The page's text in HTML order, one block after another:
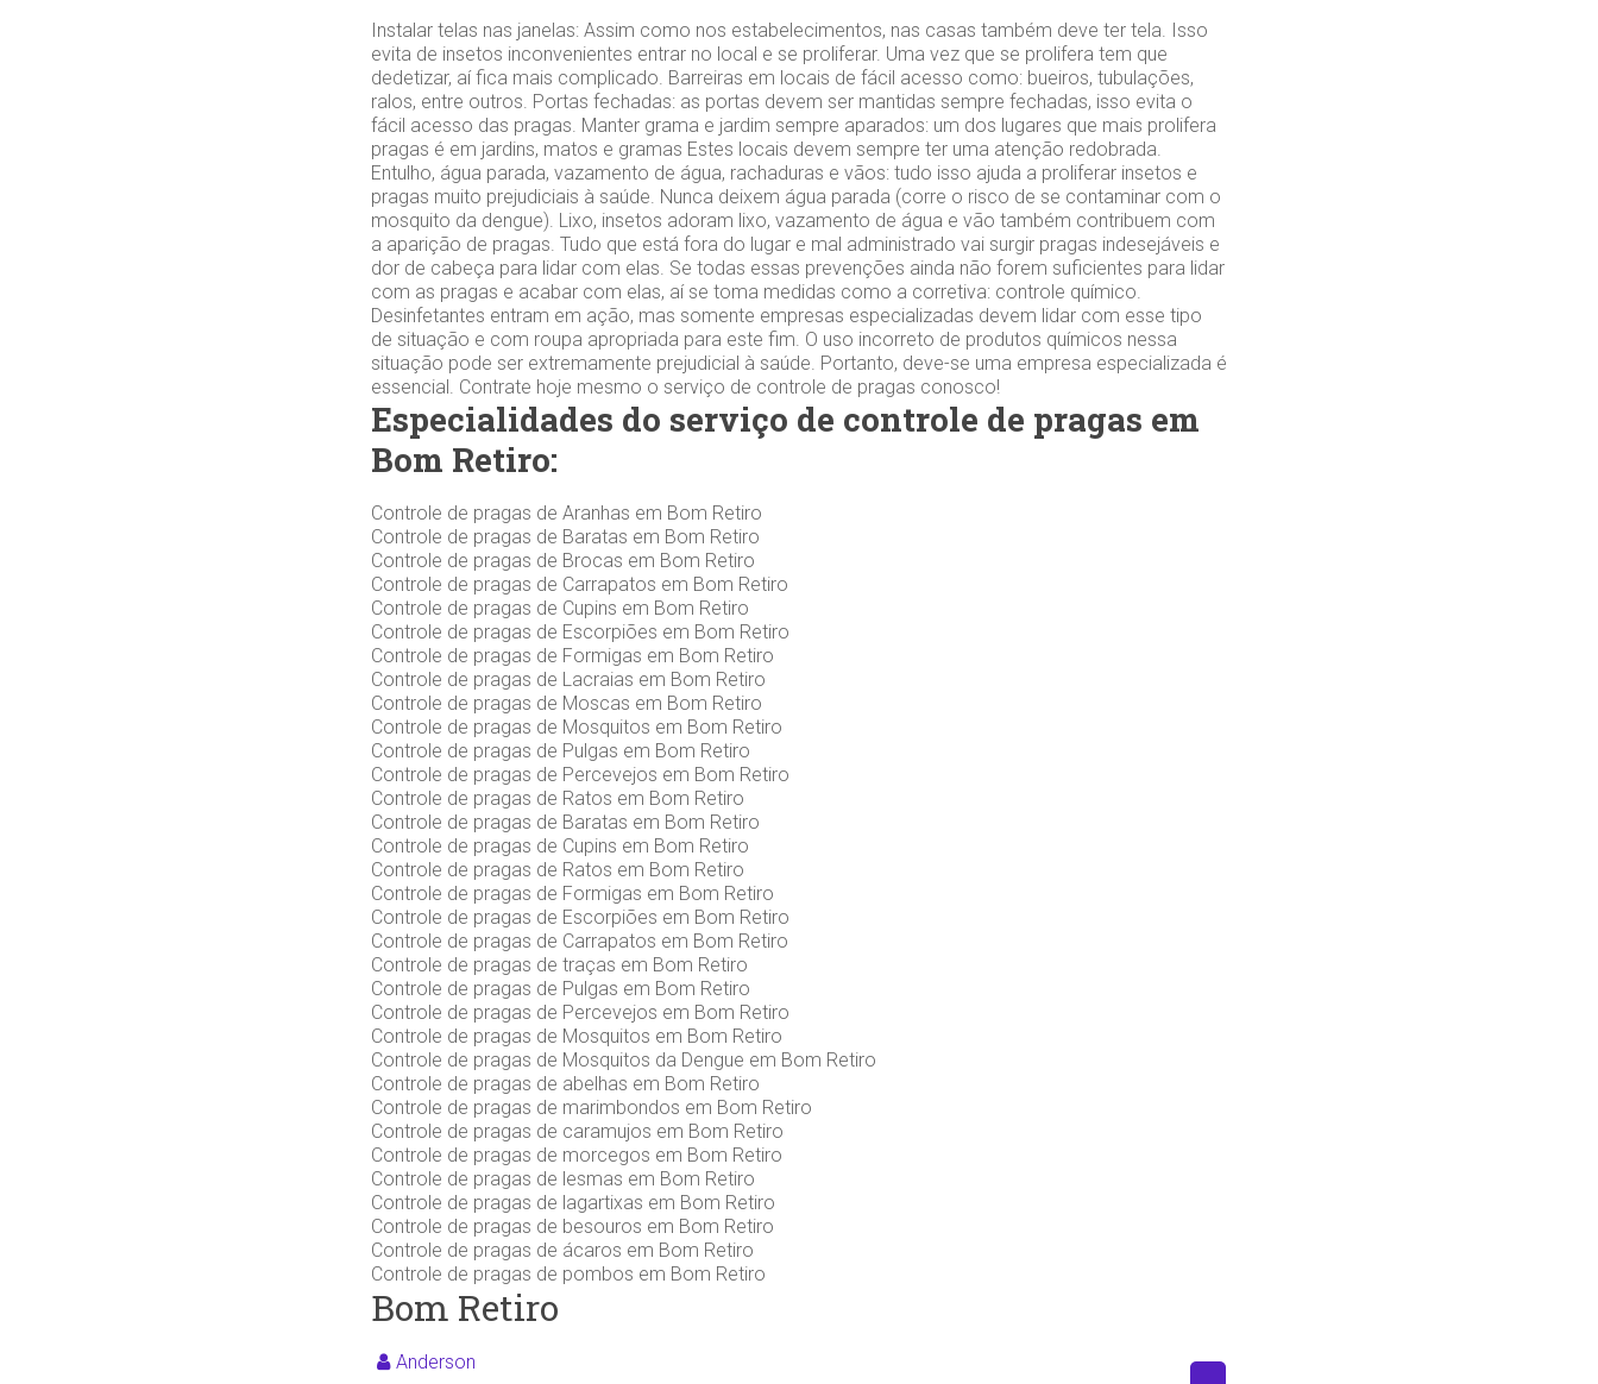
Instalar telas nas janelas: Assim como nos estabelecimentos, nas casas também deve ter tela. Isso
evita de insetos inconvenientes entrar no local e se proliferar. Uma vez que se prolifera tem que
dedetizar, aí fica mais complicado. Barreiras em locais de fácil acesso como: bueiros, tubulações,
ralos, entre outros. Portas fechadas: as portas devem ser mantidas sempre fechadas, isso evita o
fácil acesso das pragas. Manter grama e jardim sempre aparados: um dos lugares que mais prolifera
pragas é em jardins, matos e gramas Estes locais devem sempre ter uma atenção redobrada.
Entulho, água parada, vazamento de água, rachaduras e vãos: tudo isso ajuda a proliferar insetos e
pragas muito prejudiciais à saúde. Nunca deixem água parada (corre o risco de se contaminar com o
mosquito da dengue). Lixo, insetos adoram lixo, vazamento de água e vão também contribuem com
a aparição de pragas. Tudo que está fora do lugar e mal administrado vai surgir pragas indesejáveis e
dor de cabeça para lidar com elas. Se todas essas prevenções ainda não forem suficientes para lidar
com as pragas e acabar com elas, aí se toma medidas como a corretiva: controle químico.
Desinfetantes entram em ação, mas somente empresas especializadas devem lidar com esse tipo
de situação e com roupa apropriada para este fim. O uso incorreto de produtos químicos nessa
situação pode ser extremamente prejudicial à saúde. Portanto, deve-se uma empresa especializada é
essencial. Contrate hoje mesmo o serviço de controle de pragas conosco!
Especialidades do serviço de controle de pragas em
Bom Retiro:
Controle de pragas de Aranhas em Bom Retiro
Controle de pragas de Baratas em Bom Retiro
Controle de pragas de Brocas em Bom Retiro
Controle de pragas de Carrapatos em Bom Retiro
Controle de pragas de Cupins em Bom Retiro
Controle de pragas de Escorpiões em Bom Retiro
Controle de pragas de Formigas em Bom Retiro
Controle de pragas de Lacraias em Bom Retiro
Controle de pragas de Moscas em Bom Retiro
Controle de pragas de Mosquitos em Bom Retiro
Controle de pragas de Pulgas em Bom Retiro
Controle de pragas de Percevejos em Bom Retiro
Controle de pragas de Ratos em Bom Retiro
Controle de pragas de Baratas em Bom Retiro
Controle de pragas de Cupins em Bom Retiro
Controle de pragas de Ratos em Bom Retiro
Controle de pragas de Formigas em Bom Retiro
Controle de pragas de Escorpiões em Bom Retiro
Controle de pragas de Carrapatos em Bom Retiro
Controle de pragas de traças em Bom Retiro
Controle de pragas de Pulgas em Bom Retiro
Controle de pragas de Percevejos em Bom Retiro
Controle de pragas de Mosquitos em Bom Retiro
Controle de pragas de Mosquitos da Dengue em Bom Retiro
Controle de pragas de abelhas em Bom Retiro
Controle de pragas de marimbondos em Bom Retiro
Controle de pragas de caramujos em Bom Retiro
Controle de pragas de morcegos em Bom Retiro
Controle de pragas de lesmas em Bom Retiro
Controle de pragas de lagartixas em Bom Retiro
Controle de pragas de besouros em Bom Retiro
Controle de pragas de ácaros em Bom Retiro
Controle de pragas de pombos em Bom Retiro
Bom Retiro
Anderson